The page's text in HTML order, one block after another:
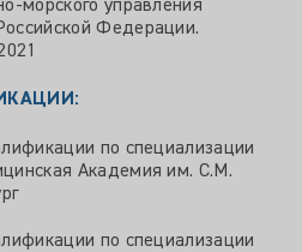
морского управления
Федерации.
по специализации
Академия им. С.М.
по специализации